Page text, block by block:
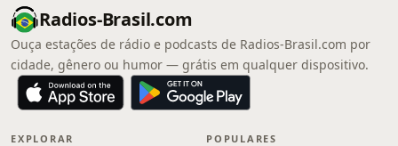
Radios-Brasil.com
Ouça estações de rádio e podcasts de Radios-Brasil.com por
cidade, gênero ou humor — grátis em qualquer dispositivo.
EXPLORAR POPULARES